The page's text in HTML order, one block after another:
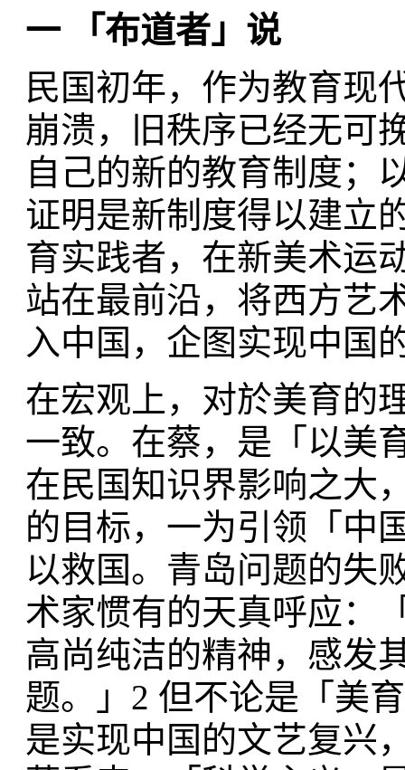
一 「布道者」说
民国初年，作为教育现
崩溃，旧秩序已经无可
自己的新的教育制度
证明是新制度得以建立
育实践者，在新美术运
站在最前沿，将西方艺
入中国，企图实现中国
在宏观上，对於美育的
一致。在蔡，是「以美
在民国知识界影响之大
的目标，一为引领「中
以救国。青岛问题的失
术家惯有的天真呼应：
高尚纯洁的精神，感发
题。」2 但不论是「美
是实现中国的文艺复兴